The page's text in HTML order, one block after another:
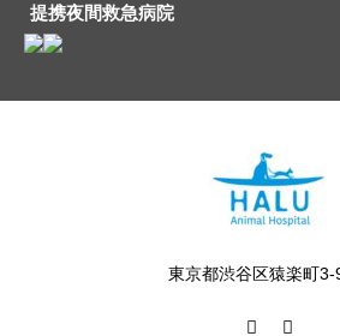
提携夜間救急病院
東京都渋谷区猿楽町3-